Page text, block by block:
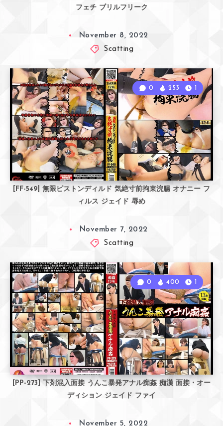
フェチ ブリルフリーク
November 8, 2022
Scatting
[FF-549] 無限ピストンディルド 気絶寸前拘束浣腸 オナニー フ
ィルス ジェイド 辱め
0 253 1
November 7, 2022
Scatting
[PP-273] 下剤混入面接 うんこ暴発アナル痴姦 痴漢 面接・オー
ディション ジェイド ファイ
0 400 1
November 5, 2022